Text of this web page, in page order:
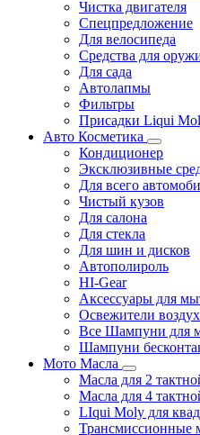
Чистка двигателя
Спецпредложение
Для велосипеда
Средства для
Для сада
Автолапмы
Фильтры
Присадки Liqui
Авто Косметика
Кондиционер
Эксклюзивные
Для всего
Чистый кузов
Для салона
Для стекла
Для шин и дисков
Автополироль
HI-Gear
Аксессуары для
Освежители
Все Шампуни для
Шампуни
Мото Масла
Масла для 2
Масла для 4
LIqui Moly для
Трансмиссионные